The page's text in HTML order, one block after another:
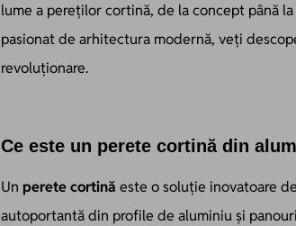
lume a pereților cortină, de la concept până
pasionat de arhitectura modernă, veți
revoluționare.
Ce este un perete cortină din
Un perete cortină este o soluție inovatoare
autoportantă din profile de aluminiu și